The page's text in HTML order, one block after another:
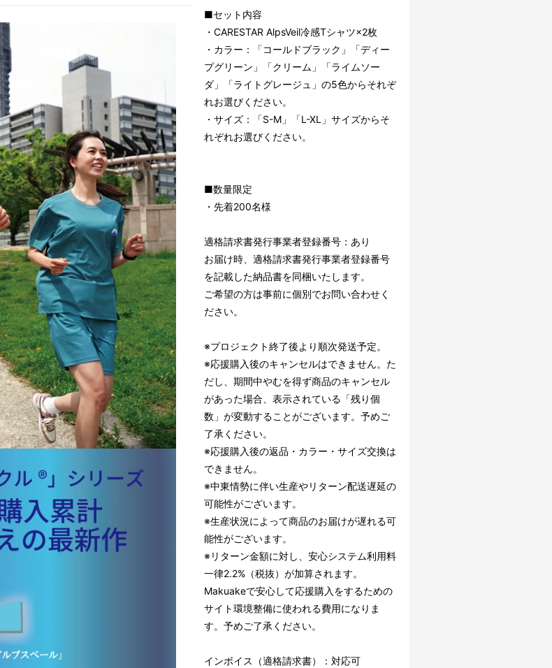
■セット内容
・CARESTAR AlpsVeil冷感Tシャツ×2枚
・カラー：「コールドブラック」「ディー
プグリーン」「クリーム」「ライムソー
ダ」「ライトグレージュ」の5色からそれぞ
れお選びください。
・サイズ：「S-M」「L-XL」サイズからそ
れぞれお選びください。
■数量限定
・先着200名様
適格請求書発行事業者登録番号：あり
お届け時、適格請求書発行事業者登録番号
を記載した納品書を同梱いたします。
ご希望の方は事前に個別でお問い合わせく
ださい。
※プロジェクト終了後より順次発送予定。
※応援購入後のキャンセルはできません。た
だし、期間中やむを得ず商品のキャンセル
があった場合、表示されている「残り個
数」が変動することがございます。予めご
了承ください。
※応援購入後の返品・カラー・サイズ交換は
できません。
※中東情勢に伴い生産やリターン配送遅延の
可能性がございます。
※生産状況によって商品のお届けが遅れる可
能性がございます。
※リターン金額に対し、安心システム利用料
一律2.2%（税抜）が加算されます。
Makuakeで安心して応援購入をするための
サイト環境整備に使われる費用になりま
す。予めご了承ください。
インボイス（適格請求書）：対応可